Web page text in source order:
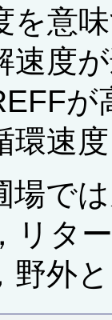
を意
速度
が
環速
場で
リタ
野外